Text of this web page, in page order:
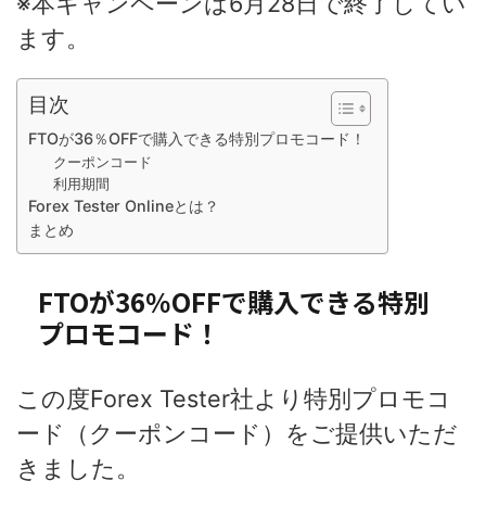
ます。
目次
FTOが36％OFFで購入できる特別プロモコード！
クーポンコード
利用期間
Forex Tester Onlineとは？
まとめ
FTOが36％OFFで購入できる特別
プロモコード！
この度Forex Tester社より特別プロモコ
ード（クーポンコード）をご提供いただ
きました。